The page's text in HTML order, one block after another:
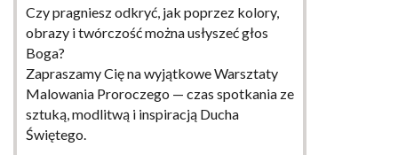
Czy pragniesz odkryć, jak poprzez kolory,
obrazy i twórczość można usłyszeć głos
Boga?
Zapraszamy Cię na wyjątkowe Warsztaty
Malowania Proroczego — czas spotkania ze
sztuką, modlitwą i inspiracją Ducha
Świętego.